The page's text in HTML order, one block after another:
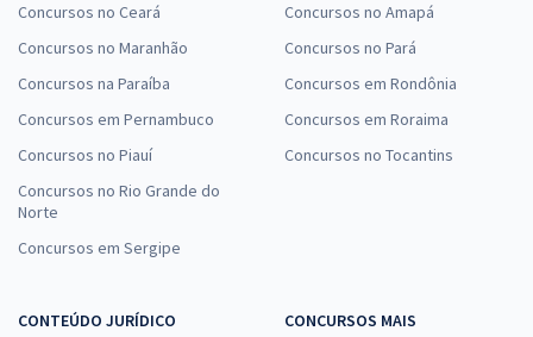
Concursos no Ceará
Concursos no Maranhão
Concursos na Paraíba
Concursos em Pernambuco
Concursos no Piauí
Concursos no Rio Grande do
Norte
Concursos em Sergipe
Concursos no Amapá
Concursos no Pará
Concursos em Rondônia
Concursos em Roraima
Concursos no Tocantins
CONTEÚDO JURÍDICO
CONCURSOS MAIS